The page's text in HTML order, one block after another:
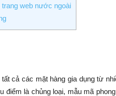
web nước ngoài
cả các mặt hàng gia dụng từ
điểm là chủng loại, mẫu mã